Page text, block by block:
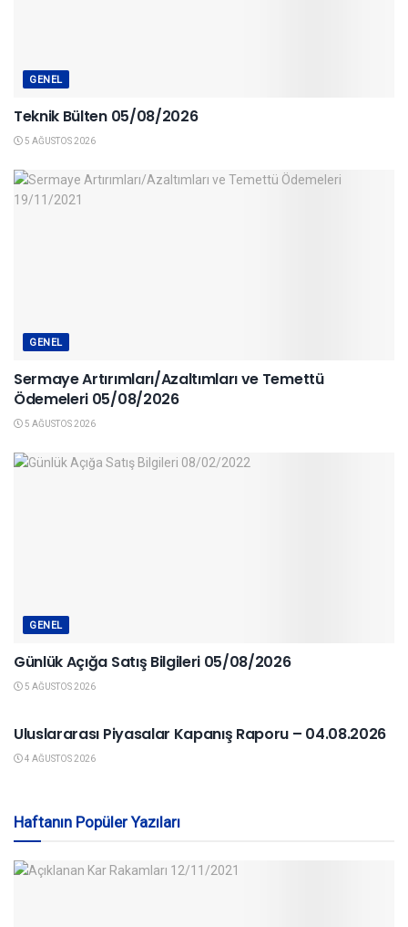
GENEL
Teknik Bülten 05/08/2026
5 AĞUSTOS 2026
GENEL
Sermaye Artırımları/Azaltımları ve Temettü
Ödemeleri 05/08/2026
5 AĞUSTOS 2026
GENEL
Günlük Açığa Satış Bilgileri 05/08/2026
5 AĞUSTOS 2026
Uluslararası Piyasalar Kapanış Raporu – 04.08.2026
4 AĞUSTOS 2026
Haftanın Popüler Yazıları